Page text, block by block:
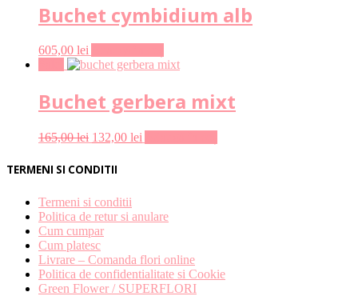
Buchet cymbidium alb
605,00 lei
Buchet gerbera mixt
165,00lei 132,00 lei
TERMENI SI CONDITII
Termeni si conditii
Politica de retur si anulare
Cum cumpar
Cum platesc
Livrare – Comanda flori online
Politica de confidentialitate si Cookie
Green Flower / SUPERFLORI